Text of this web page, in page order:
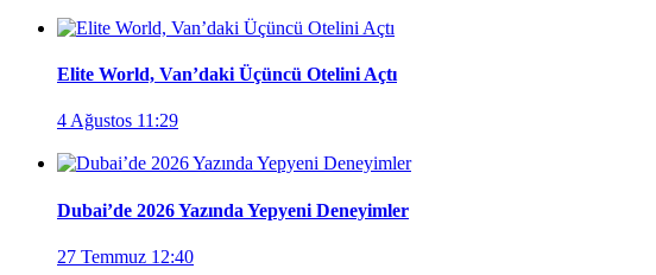
Elite World, Van’daki Üçüncü Otelini Açtı
4 Ağustos 11:29
Dubai’de 2026 Yazında Yepyeni Deneyimler
27 Temmuz 12:40